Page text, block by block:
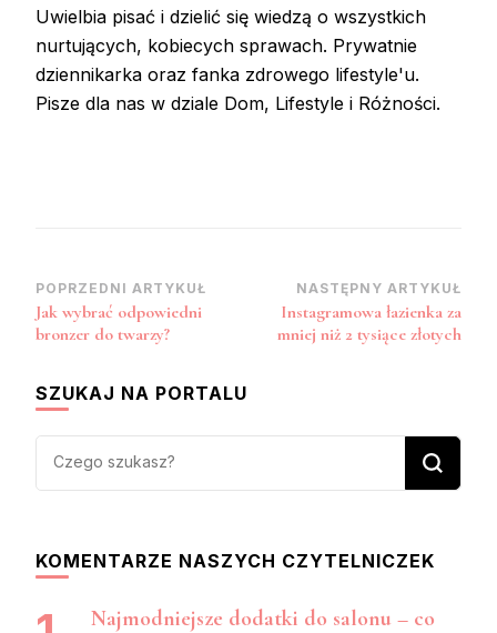
Uwielbia pisać i dzielić się wiedzą o wszystkich
nurtujących, kobiecych sprawach. Prywatnie
dziennikarka oraz fanka zdrowego lifestyle'u.
Pisze dla nas w dziale Dom, Lifestyle i Różności.
Zobacz
wpisy
POPRZEDNI ARTYKUŁ
Jak wybrać odpowiedni
bronzer do twarzy?
NASTĘPNY ARTYKUŁ
Instagramowa łazienka za
mniej niż 2 tysiące złotych
SZUKAJ NA PORTALU
Szukasz
KOMENTARZE NASZYCH CZYTELNICZEK
Najmodniejsze dodatki do salonu – co